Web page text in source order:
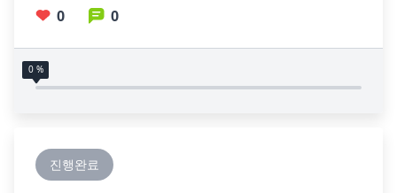
0
0
0 %
진행완료